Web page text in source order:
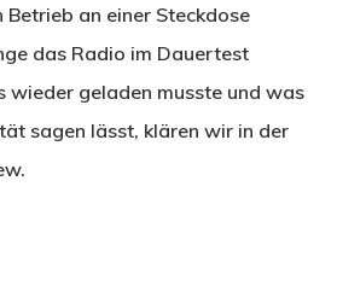
an einer Steckdose
das Radio im Dauertest
wieder geladen musste und was
sagen lässt, klären wir in der